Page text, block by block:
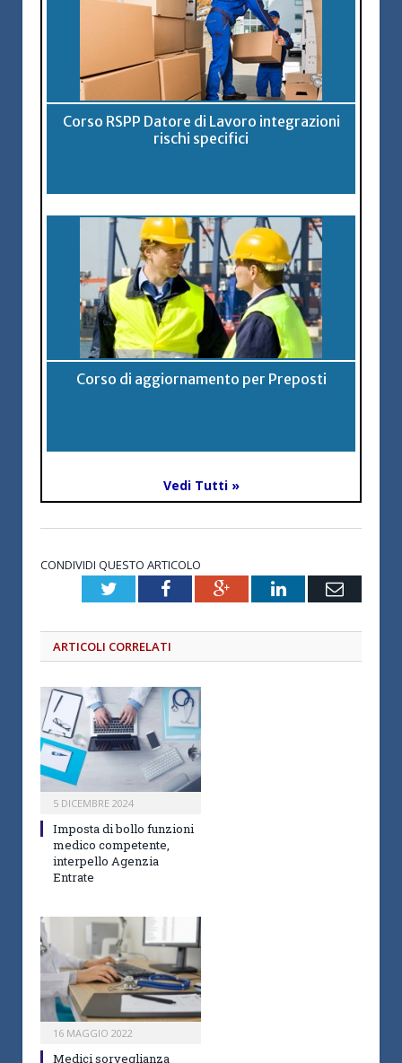
Corso RSPP Datore di Lavoro integrazioni
rischi specifici
Corso di aggiornamento per Preposti
Vedi Tutti »
CONDIVIDI QUESTO ARTICOLO
TwitterFacebookGoogle+LinkedInEmail
ARTICOLI CORRELATI
5 DICEMBRE 2024
Imposta di bollo funzioni
medico competente,
interpello Agenzia
Entrate
16 MAGGIO 2022
Medici sorveglianza